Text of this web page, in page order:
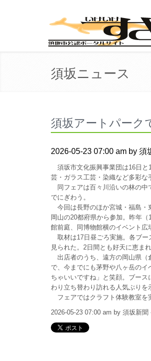
須坂ニュース
須坂アートパーク
2026-05-23 07:00 am by 須
須坂市文化振興事業団は16日と
芸・ガラス工芸・染織など多彩な
同フェアは百々川沿いの林の中
でにぎわう。
今回は長野のほか宮城・福島・
岡山の20都府県から参加。昨年
館前庭、同博物館横のイベント広
取材は17日昼ごろ実施。各ブー
見られた。2日間とも好天に恵ま
出店者のうち、遠方の岡山県（
で、今までにも茅野や八ヶ岳の
ちゃいいですね」と笑顔。ブー
わり立ち替わり訪れる人気ぶりを
フェアではクラフト体験教室を
2026-05-23 07:00 am by 須坂新聞